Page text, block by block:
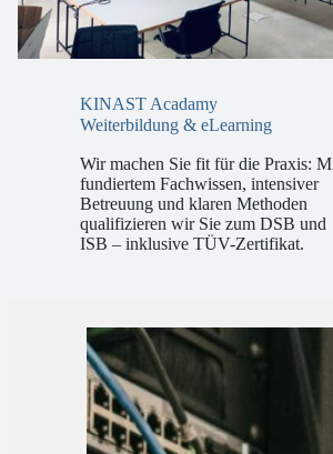
KINAST Acadamy
Wir machen Sie fit für die Praxis: Mit
fundiertem Fachwissen, intensiver
Betreuung und klaren Methoden
qualifizieren wir Sie zum DSB und